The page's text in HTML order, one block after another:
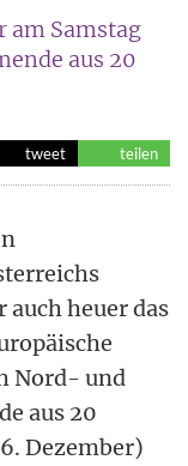
am Samstag
aus 20
tweet teilen
heuer das
Nord- und
aus 20
Dezember)